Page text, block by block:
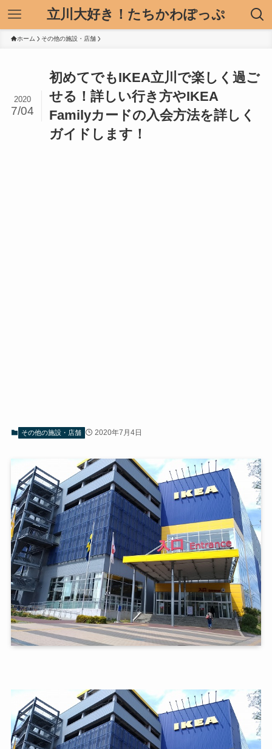
立川大好き！たちかわぽっぷ
ホーム その他の施設・店舗
初めてでもIKEA立川で楽しく過ご
せる！詳しい行き方やIKEA
Familyカードの入会方法を詳しく
ガイドします！
2020
7/04
その他の施設・店舗 2020年7月4日